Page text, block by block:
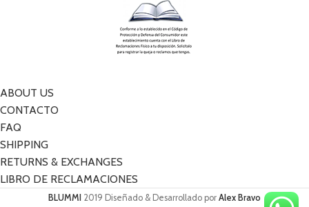
ABOUT US
CONTACTO
FAQ
SHIPPING
RETURNS & EXCHANGES
LIBRO DE RECLAMACIONES
BLUMMI 2019 Diseñado & Desarrollado por Alex Bravo